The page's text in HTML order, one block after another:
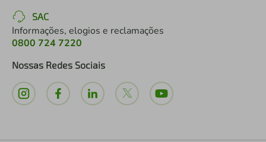
SAC
Informações, elogios e reclamações
0800 724 7220
Nossas Redes Sociais